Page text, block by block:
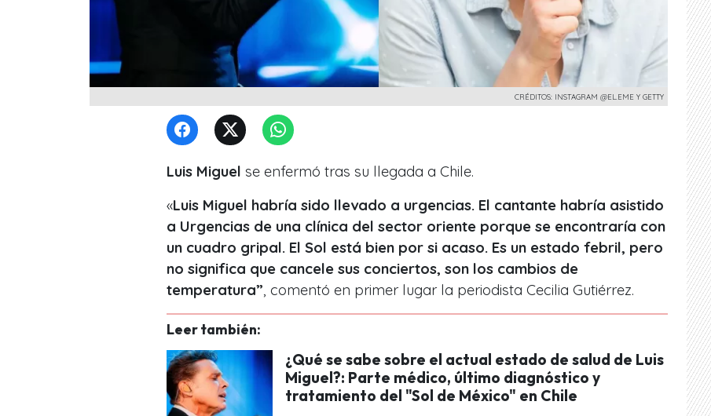
CRÉDITOS: INSTAGRAM @EL.EME Y GETTY
Luis Miguel se enfermó tras su llegada a Chile.
«Luis Miguel habría sido llevado a urgencias. El cantante habría asistido
a Urgencias de una clínica del sector oriente porque se encontraría con
un cuadro gripal. El Sol está bien por si acaso. Es un estado febril, pero
no significa que cancele sus conciertos, son los cambios de
temperatura” , comentó en primer lugar la periodista Cecilia Gutiérrez.
Leer también:
¿Qué se sabe sobre el actual estado de salud de Luis
Miguel?: Parte médico, último diagnóstico y
tratamiento del "Sol de México" en Chile